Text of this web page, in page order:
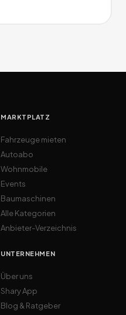
MARKTPLATZ
Fahrzeuge mieten
Autoabo
Wohnmobile
Events
Baumaschinen
Alle Kategorien
Anbieter-Verzeichnis
UNTERNEHMEN
Über uns
Shary App
Blog & Ratgeber